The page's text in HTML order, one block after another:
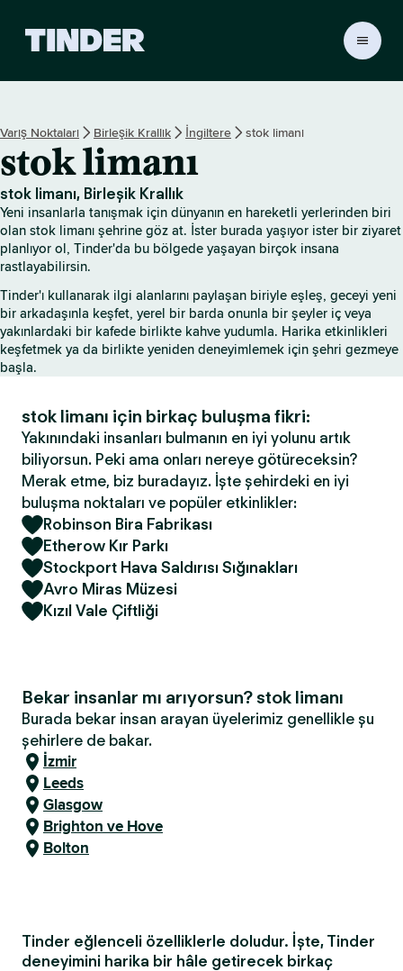
r
A
n
a
S
a
y
Varış Noktaları Birleşik Krallık İngiltere stok limanı
stok limanı
stok limanı, Birleşik Krallık
Yeni insanlarla tanışmak için dünyanın en hareketli yerlerinden biri
olan stok limanı şehrine göz at. İster burada yaşıyor ister bir ziyaret
planlıyor ol, Tinder'da bu bölgede yaşayan birçok insana
rastlayabilirsin.
Tinder'ı kullanarak ilgi alanlarını paylaşan biriyle eşleş, geceyi yeni
bir arkadaşınla keşfet, yerel bir barda onunla bir şeyler iç veya
yakınlardaki bir kafede birlikte kahve yudumla. Harika etkinlikleri
keşfetmek ya da birlikte yeniden deneyimlemek için şehri gezmeye
başla.
stok limanı için birkaç buluşma fikri:
Yakınındaki insanları bulmanın en iyi yolunu artık
biliyorsun. Peki ama onları nereye götüreceksin?
Merak etme, biz buradayız. İşte şehirdeki en iyi
buluşma noktaları ve popüler etkinlikler:
Robinson Bira Fabrikası
Etherow Kır Parkı
Stockport Hava Saldırısı Sığınakları
Avro Miras Müzesi
Kızıl Vale Çiftliği
Bekar insanlar mı arıyorsun? stok limanı
Burada bekar insan arayan üyelerimiz genellikle şu
şehirlere de bakar.
İzmir
Leeds
Glasgow
Brighton ve Hove
Bolton
Tinder eğlenceli özelliklerle doludur. İşte, Tinder
deneyimini harika bir hâle getirecek birkaç